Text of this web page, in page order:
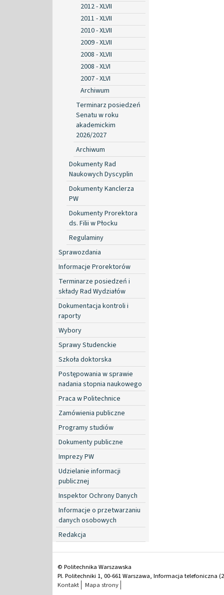
2012 - XLVII
2011 - XLVII
2010 - XLVII
2009 - XLVII
2008 - XLVII
2008 - XLVI
2007 - XLVI
Archiwum
Terminarz posiedzeń
Senatu w roku
akademickim
2026/2027
Archiwum
Dokumenty Rad
Naukowych Dyscyplin
Dokumenty Kanclerza
PW
Dokumenty Prorektora
ds. Filii w Płocku
Regulaminy
Sprawozdania
Informacje Prorektorów
Terminarze posiedzeń i
składy Rad Wydziałów
Dokumentacja kontroli i
raporty
Wybory
Sprawy Studenckie
Szkoła doktorska
Postępowania w sprawie
nadania stopnia naukowego
Praca w Politechnice
Zamówienia publiczne
Programy studiów
Dokumenty publiczne
Imprezy PW
Udzielanie informacji
publicznej
Inspektor Ochrony Danych
Informacje o przetwarzaniu
danych osobowych
Redakcja
© Politechnika Warszawska
Pl. Politechniki 1, 00-661 Warszawa, Informacja telefoniczna
Kontakt
Mapa strony